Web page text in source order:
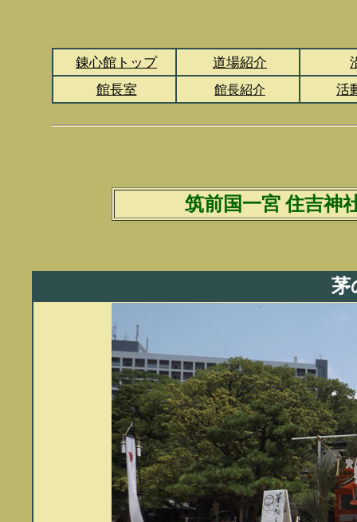
錬心館トップ 道場紹介
館長室
館長紹介 活
筑前国一宮 住吉神
茅